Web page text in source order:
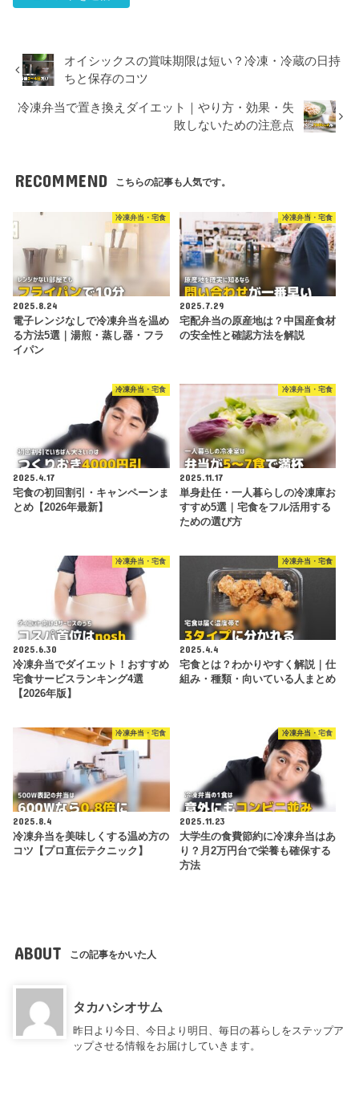
オイシックスの賞味期限は短い？冷凍・冷蔵の日持
ちと保存のコツ
冷凍弁当で置き換えダイエット｜やり方・効果・失
敗しないための注意点
RECOMMEND こちらの記事も人気です。
冷凍弁当・宅食
2025.8.24
電子レンジなしで冷凍弁当を温め
る方法5選｜湯煎・蒸し器・フラ
イパン
冷凍弁当・宅食
2025.7.29
宅配弁当の原産地は？中国産食材
の安全性と確認方法を解説
冷凍弁当・宅食
2025.4.17
宅食の初回割引・キャンペーンま
とめ【2026年最新】
冷凍弁当・宅食
2025.11.17
単身赴任・一人暮らしの冷凍庫お
すすめ5選｜宅食をフル活用する
ための選び方
冷凍弁当・宅食
2025.6.30
冷凍弁当でダイエット！おすすめ
宅食サービスランキング4選
【2026年版】
冷凍弁当・宅食
2025.4.4
宅食とは？わかりやすく解説｜仕
組み・種類・向いている人まとめ
冷凍弁当・宅食
2025.8.4
冷凍弁当を美味しくする温め方の
コツ【プロ直伝テクニック】
冷凍弁当・宅食
2025.11.23
大学生の食費節約に冷凍弁当はあ
り？月2万円台で栄養も確保する
方法
ABOUT この記事をかいた人
タカハシオサム
昨日より今日、今日より明日、毎日の暮らしをステップア
ップさせる情報をお届けしていきます。